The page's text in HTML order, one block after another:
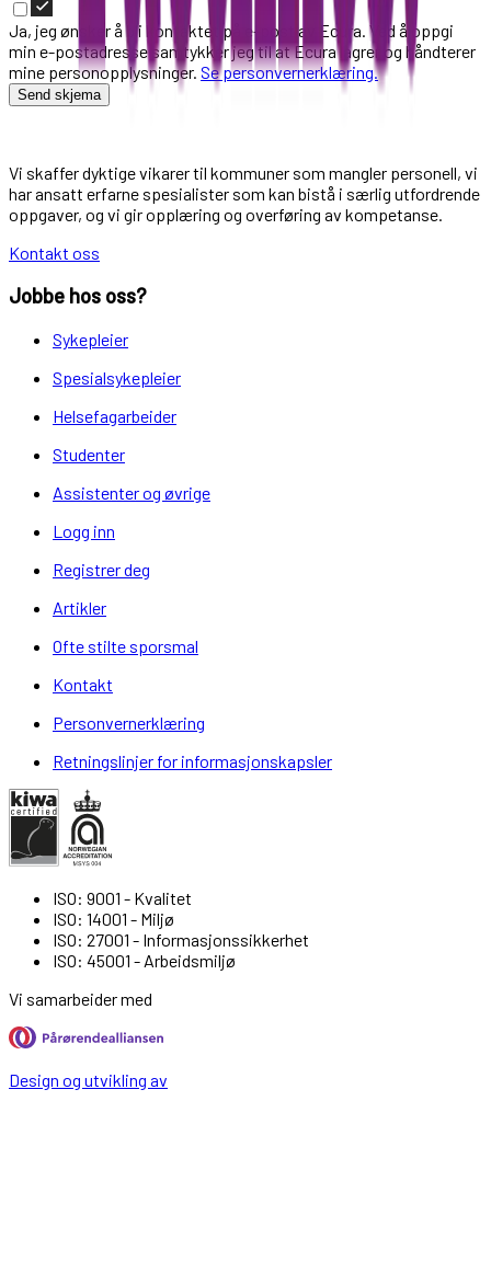
Ja, jeg ønsker å bli kontaktet på e-post av Ecura. Ved å oppgi
min e-postadresse samtykker jeg til at Ecura lagrer og håndterer
mine personopplysninger. Se personvernerklæring.
Send skjema
Vi skaffer dyktige vikarer til kommuner som mangler personell, vi
har ansatt erfarne spesialister som kan bistå i særlig utfordrende
oppgaver, og vi gir opplæring og overføring av kompetanse.
Kontakt oss
Jobbe hos oss?
Sykepleier
Spesialsykepleier
Helsefagarbeider
Studenter
Assistenter og øvrige
Logg inn
Registrer deg
Artikler
Ofte stilte sporsmal
Kontakt
Personvernerklæring
Retningslinjer for informasjonskapsler
ISO: 9001 - Kvalitet
ISO: 14001 - Miljø
ISO: 27001 - Informasjonssikkerhet
ISO: 45001 - Arbeidsmiljø
Vi samarbeider med
Design og utvikling av